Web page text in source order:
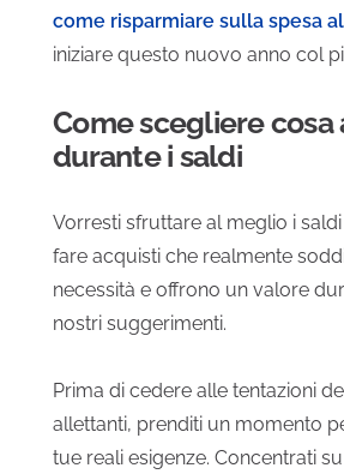
come risparmiare sulla spesa
iniziare questo nuovo anno col
Come scegliere cosa
durante i saldi
Vorresti sfruttare al meglio i
fare acquisti che realmente
necessità e offrono un valore
nostri suggerimenti.
Prima di cedere alle tentazioni
allettanti, prenditi un momento
tue reali esigenze. Concentrati